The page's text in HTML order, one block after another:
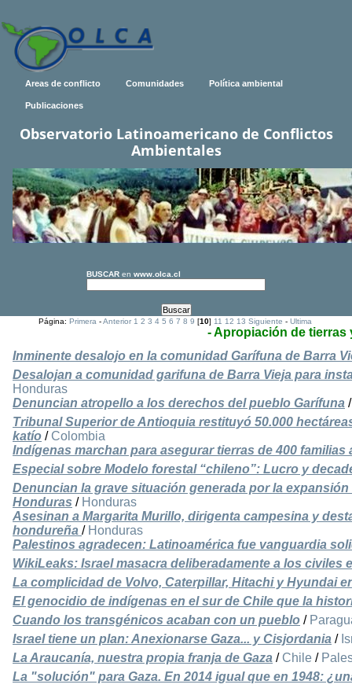
Areas de conflicto Comunidades Política ambiental
Publicaciones
Observatorio Latinoamericano de Conflictos
Ambientales
BUSCAR en www.olca.cl
Página:Primera -Anterior 1 2 3 4 5 6 7 8 9 [10]11 12 13 Siguiente -Ultima
- Apropiación de tierras
Inminente desalojo en la comunidad Garífuna de Barra
Desalojan a comunidad garifuna de Barra Vieja para
Honduras
Denuncian atropello a los derechos del pueblo Garífuna
Tribunal Superior de Antioquia restituyó 50.000
katío / Colombia
Indígenas marchan para asegurar tierras de 400 familias
Especial sobre Modelo forestal “chileno”: Lucro y
Denuncian la grave situación generada por la
Honduras / Honduras
Asesinan a Margarita Murillo, dirigenta campesina y
hondureña / Honduras
Palestinos agradecen: Latinoamérica fue vanguardia
WikiLeaks: Israel masacra deliberadamente a los civiles
La complicidad de Volvo, Caterpillar, Hitachi y Hyundai
El genocidio de indígenas en el sur de Chile que la
Cuando los transgénicos acaban con un pueblo /
Israel tiene un plan: Anexionarse Gaza... y Cisjordania /
La Araucanía, nuestra propia franja de Gaza / Chile /
La "solución" para Gaza. En 2014 igual que en 1948: